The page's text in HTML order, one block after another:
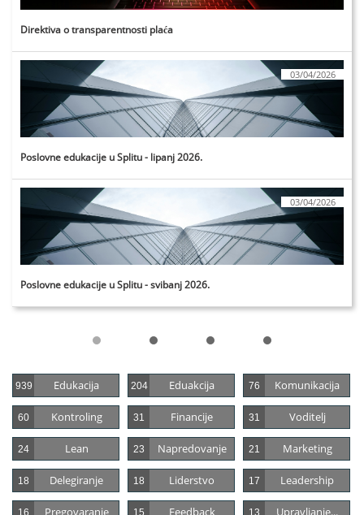
Direktiva o transparentnosti plaća
Poslovne edukacije u Splitu - lipanj 2026.
03/04/2026
Poslovne edukacije u Splitu - svibanj 2026.
03/04/2026
Edukacija
939 Eduakcija
204 Komunikacija
76
Kontroling
60 Financije
31 Voditelj
31
Lean
24 Napredovanje
23 Marketing
21
Delegiranje
18 Liderstvo
18 Leadership
17
Pregovaranje
16 Feedback
15 Upravljanje...
13